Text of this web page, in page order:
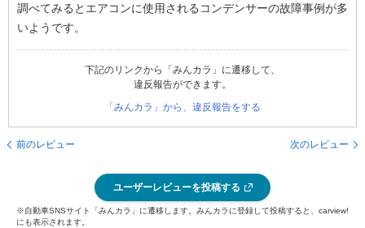
調べてみるとエアコンに使用されるコンデンサーの故障事例が多
いようです。
下記のリンクから「みんカラ」に遷移して、
違反報告ができます。
「みんカラ」から、違反報告をする
前のレビュー 次のレビュー
ユーザーレビューを投稿する
※自動車SNSサイト「みんカラ」に遷移します。みんカラに登録して投稿すると、carview!
にも表示されます。